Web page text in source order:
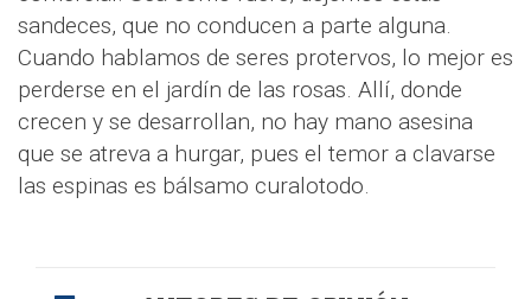
sandeces, que no conducen a parte alguna.
Cuando hablamos de seres protervos, lo mejor es
perderse en el jardín de las rosas. Allí, donde
crecen y se desarrollan, no hay mano asesina
que se atreva a hurgar, pues el temor a clavarse
las espinas es bálsamo curalotodo.